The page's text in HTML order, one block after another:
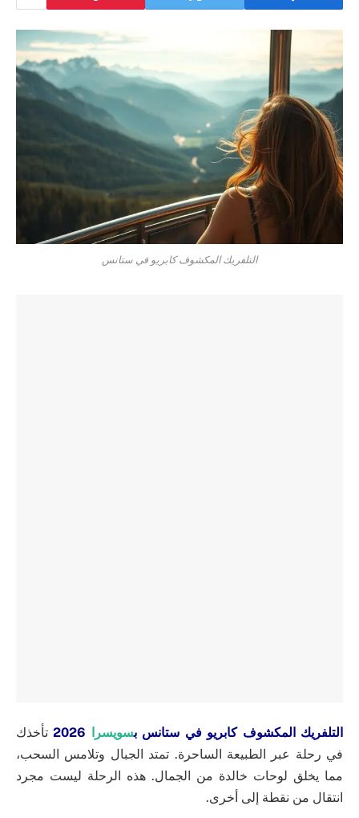
التلفريك المكشوف كابريو في ستانس
التلفريك المكشوف كابريو في ستانس بسويسرا
تأخذك
في رحلة عبر الطبيعة الساحرة. تمتد الجبال وتلامس السحب،
مما يخلق لوحات خالدة من الجمال. هذه الرحلة ليست مجرد
انتقال من نقطة إلى أخرى.